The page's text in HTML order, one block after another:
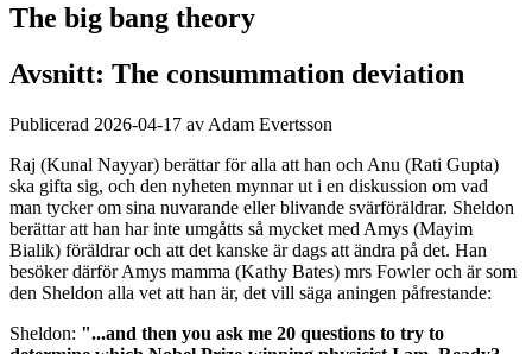
The big bang theory
Avsnitt: The consummation deviation
Publicerad 2026-04-17 av Adam Evertsson
Raj (Kunal Nayyar) berättar för alla att han och Anu (Rati Gupta)
ska gifta sig, och den nyheten mynnar ut i en diskussion om vad
man tycker om sina nuvarande eller blivande svärföräldrar. Sheldon
berättar att han har inte umgåtts så mycket med Amys (Mayim
Bialik) föräldrar och att det kanske är dags att ändra på det. Han
besöker därför Amys mamma (Kathy Bates) mrs Fowler och är som
den Sheldon alla vet att han är, det vill säga aningen påfrestande:
Sheldon: "...and then you ask me 20 questions to try to